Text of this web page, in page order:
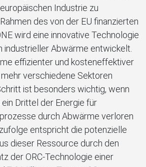
Industrie zu
des von der EU finanzierten
wird eine innovative Technologie
industrieller Abwärme entwickelt.
effizienter und kosteneffektiver
verschiedene Sektoren
ist besonders wichtig, wenn
Drittel der Energie für
durch Abwärme verloren
entspricht die potenzielle
dieser Ressource durch den
der ORC-Technologie einer